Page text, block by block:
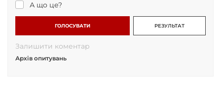
А що це?
ГОЛОСУВАТИ РЕЗУЛЬТАТ
Залишити коментар
Архів опитувань